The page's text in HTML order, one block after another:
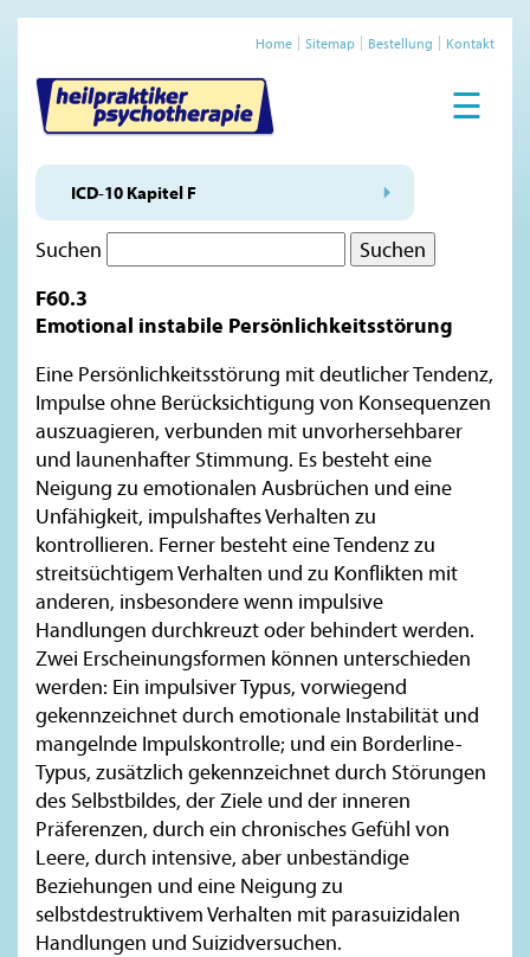
Home Sitemap Bestellung Kontakt
☰
ICD-10 Kapitel F
Suchen
F60.3
Emotional instabile Persönlichkeitsstörung
Eine Persönlichkeitsstörung mit deutlicher Tendenz,
Impulse ohne Berücksichtigung von Konsequenzen
auszuagieren, verbunden mit unvorhersehbarer
und launenhafter Stimmung. Es besteht eine
Neigung zu emotionalen Ausbrüchen und eine
Unfähigkeit, impulshaftes Verhalten zu
kontrollieren. Ferner besteht eine Tendenz zu
streitsüchtigem Verhalten und zu Konflikten mit
anderen, insbesondere wenn impulsive
Handlungen durchkreuzt oder behindert werden.
Zwei Erscheinungsformen können unterschieden
werden: Ein impulsiver Typus, vorwiegend
gekennzeichnet durch emotionale Instabilität und
mangelnde Impulskontrolle; und ein Borderline-
Typus, zusätzlich gekennzeichnet durch Störungen
des Selbstbildes, der Ziele und der inneren
Präferenzen, durch ein chronisches Gefühl von
Leere, durch intensive, aber unbeständige
Beziehungen und eine Neigung zu
selbstdestruktivem Verhalten mit parasuizidalen
Handlungen und Suizidversuchen.